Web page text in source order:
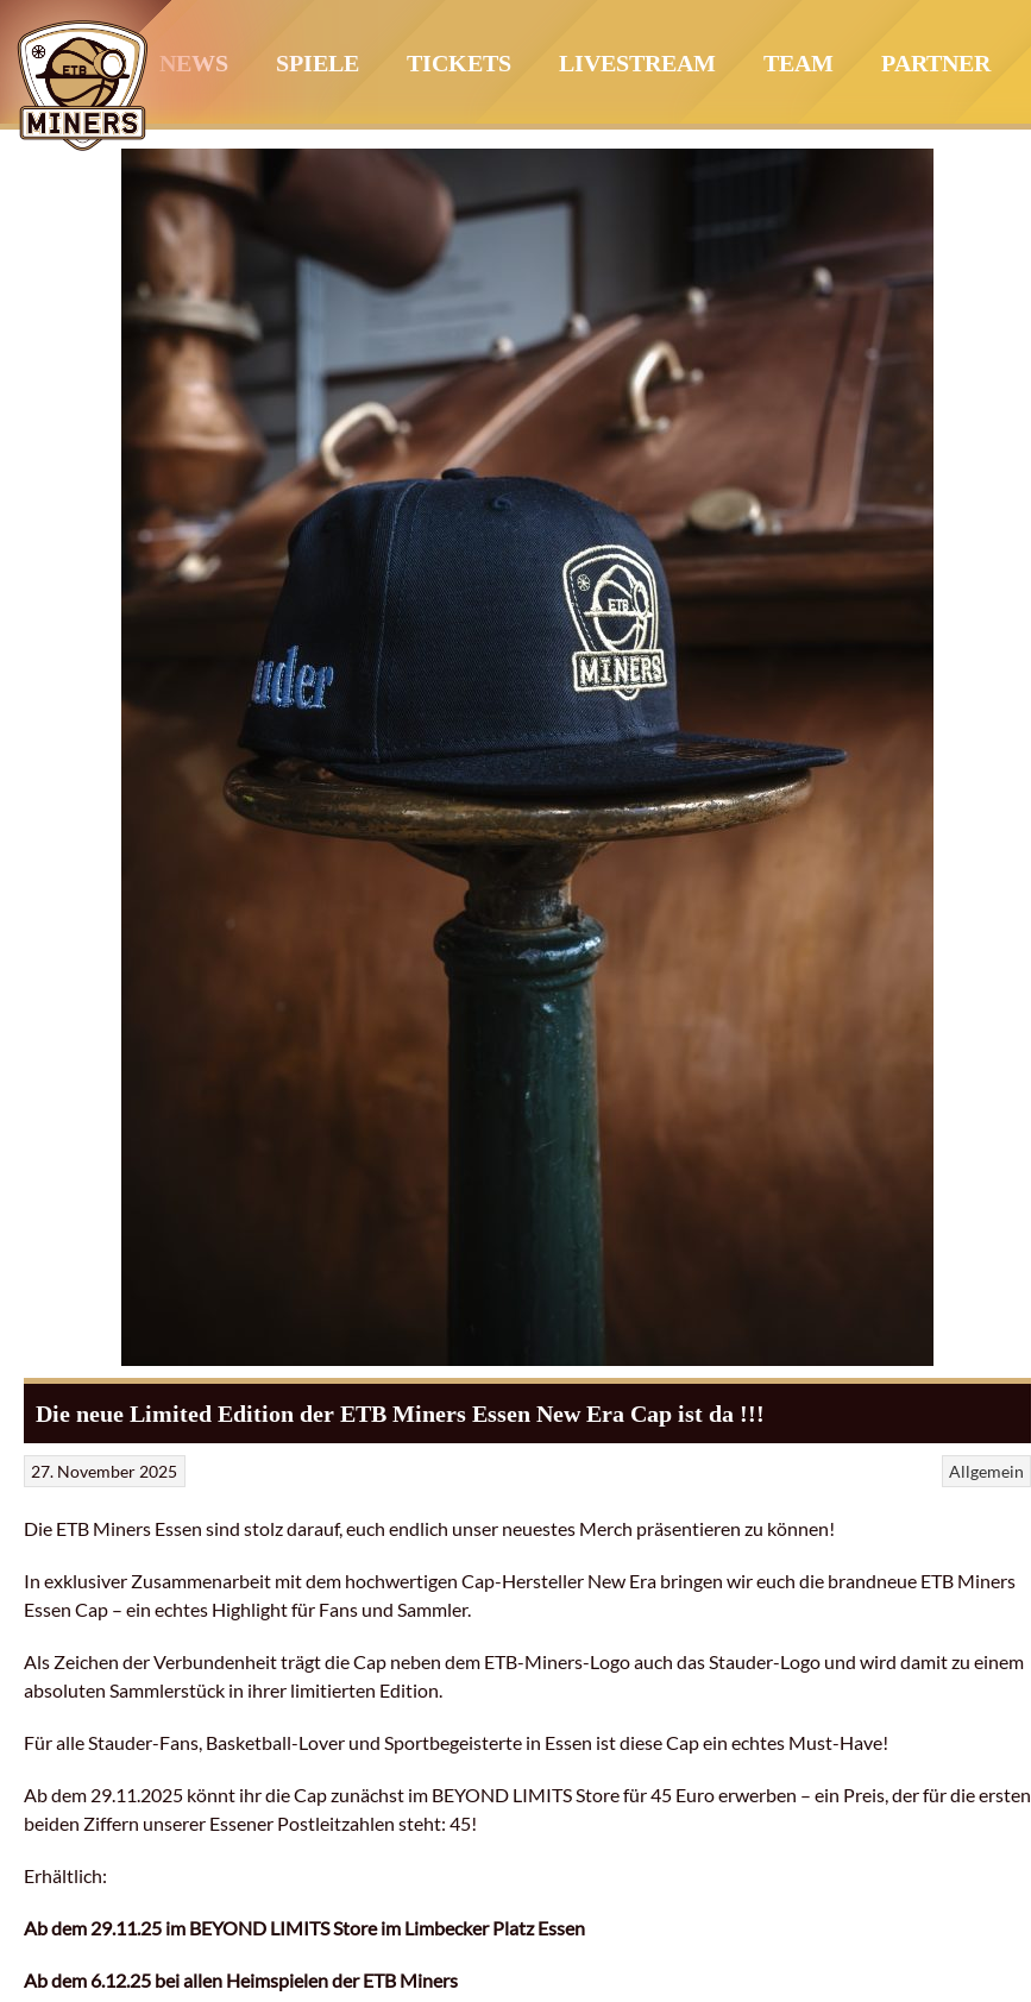
zum
Inhalt
NEWS SPIELE TICKETS LIVESTREAM TEAM PARTNER
Die neue Limited Edition der ETB Miners Essen New Era Cap ist da !!!
Allgemein
27. November 2025
Die ETB Miners Essen sind stolz darauf, euch endlich unser neuestes Merch präsentieren zu können!
In exklusiver Zusammenarbeit mit dem hochwertigen Cap-Hersteller New Era bringen wir euch die brandneue ETB Miners
Essen Cap – ein echtes Highlight für Fans und Sammler.
Als Zeichen der Verbundenheit trägt die Cap neben dem ETB-Miners-Logo auch das Stauder-Logo und wird damit zu einem
absoluten Sammlerstück in ihrer limitierten Edition.
Für alle Stauder-Fans, Basketball-Lover und Sportbegeisterte in Essen ist diese Cap ein echtes Must-Have!
Ab dem 29.11.2025 könnt ihr die Cap zunächst im BEYOND LIMITS Store für 45 Euro erwerben – ein Preis, der für die ersten
beiden Ziffern unserer Essener Postleitzahlen steht: 45!
Erhältlich:
Ab dem 29.11.25 im BEYOND LIMITS Store im Limbecker Platz Essen
Ab dem 6.12.25 bei allen Heimspielen der ETB Miners